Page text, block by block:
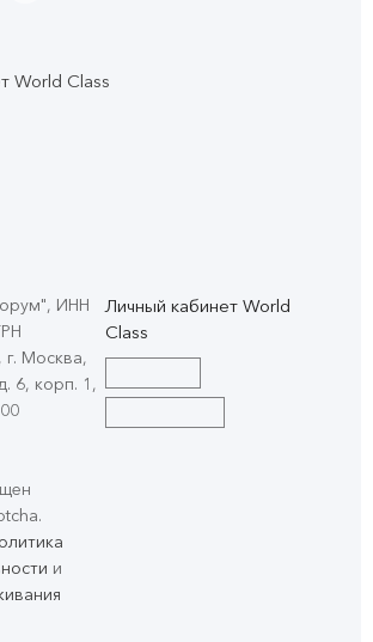
World Class
ИНН
г. Москва,
6, корп. 1 ,
и
Личный кабинет World
Class